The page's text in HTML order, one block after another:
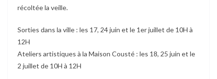
récoltée la veille.
Sorties dans la ville : les 17, 24 juin et le 1er juillet de 10H à
12H
Ateliers artistiques à la Maison Cousté : les 18, 25 juin et le
2 juillet de 10H à 12H